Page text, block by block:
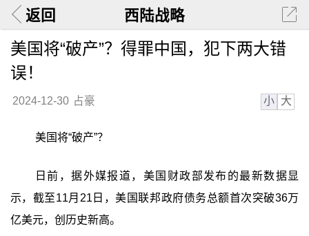
返回 西陆战略
美国将“破产”？得罪中国，犯下两大错
误！
2024-12-30 占豪 小 大
美国将“破产”？
日前，据外媒报道，美国财政部发布的最新数据显
示，截至11月21日，美国联邦政府债务总额首次突破36万
亿美元，创历史新高。